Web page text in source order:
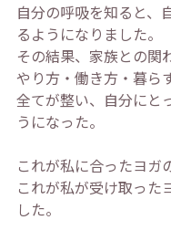
自分の呼吸を知ると、
るようになりました。
その結果、家族との関
やり方・働き方・暮ら
全てが整い、自分にと
うになった。
これが私に合ったヨガ
これが私が受け取った
した。